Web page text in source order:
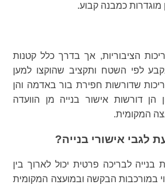
מוגדרות כמבנה קבוע.
הציבוריות, אך בדרך כלל קטנות
לפי השטח ותקציב שהוקצו למען
שדורשות חפירת בור באדמה והן
הן דורשות אישור בנייה מן הוועדה
המקומית.
לגבי אישורי בנייה?
בנייה לבריכה פרטית יכול לארוך בין
במורכבות הבקשה ובמועצה המקומית